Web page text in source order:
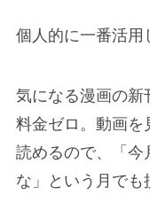
個人的に一番活用
気になる漫画の新
料金ゼロ。動画を
読めるので、「今
な」という月でも